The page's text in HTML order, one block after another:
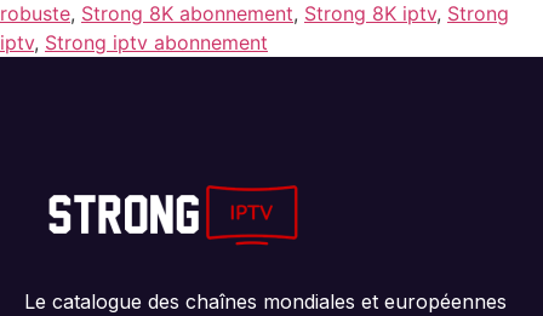
robuste, Strong 8K abonnement, Strong 8K iptv, Strong
iptv, Strong iptv abonnement
Le catalogue des chaînes mondiales et européennes